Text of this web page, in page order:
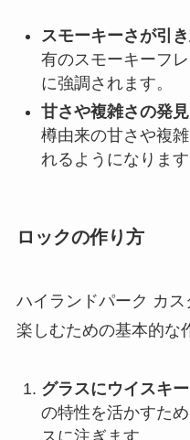
スモーキーさが引
有のスモーキーフ
に強調されます。
甘さや複雑さの発見
樽由来の甘さや複
れるようになります
ロックの作り方
ハイランドパーク カ
楽しむための基本的な
グラスにウイスキ
の特性を活かすた